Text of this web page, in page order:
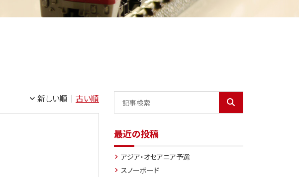
新しい順 古い順
最近の投稿
アジア・オセアニア予選
スノーボード